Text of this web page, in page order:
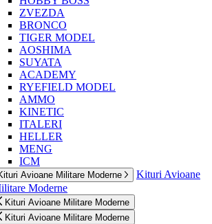
ZVEZDA
BRONCO
TIGER MODEL
AOSHIMA
SUYATA
ACADEMY
RYEFIELD MODEL
AMMO
KINETIC
ITALERI
HELLER
MENG
ICM
Avioane Militare Moderne
Kituri Avioane
Moderne
Kituri Avioane Militare Moderne
Kituri Avioane Militare Moderne